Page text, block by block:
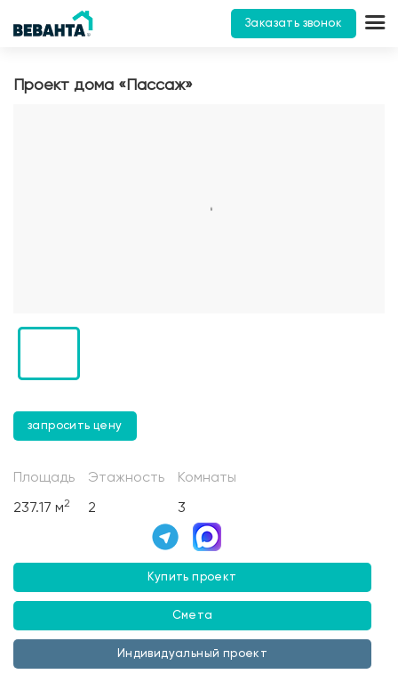
Заказать звонок
Проект дома «Пассаж»
запросить цену
Площадь
237.17 м2
Этажность
2
Комнаты
3
Купить проект
Смета
Индивидуальный проект